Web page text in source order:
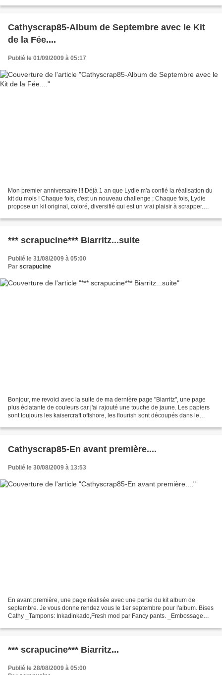
Cathyscrap85-Album de Septembre avec le Kit
de la Fée....
Publié le 01/09/2009 à 05:17
Mon premier anniversaire !!! Déjà 1 an que Lydie m'a confié la réalisation du
kit du mois ! Chaque fois, c'est un nouveau challenge ; Chaque fois, Lydie
propose un kit original, coloré, diversifié qui est un vrai plaisir à scrapper.
*** scrapucine*** Biarritz...suite
Publié le 31/08/2009 à 05:00
Par scrapucine
Bonjour, me revoici avec la suite de ma dernière page "Biarritz", une page
plus éclatante de couleurs car j'ai rajouté une touche de jaune. Les papiers
sont toujours les kaisercraft offshore, les flourish sont découpés dans le
Cathyscrap85-En avant première....
Publié le 30/08/2009 à 13:53
En avant première, une page réalisée avec une partie du kit album de
septembre. Je vous donne rendez vous le 1er septembre pour l'album. Bises
Cathy _Tampons: Inkadinkado,Fresh mod par Fancy pants. _Embossage
*** scrapucine*** Biarritz...
Publié le 28/08/2009 à 05:00